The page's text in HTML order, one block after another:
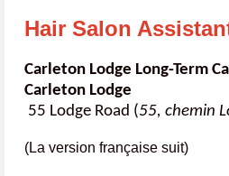
Hair Salon
Carleton Lodge Long-Term
Carleton Lodge
55 Lodge Road (55, chemin
(La version française suit)